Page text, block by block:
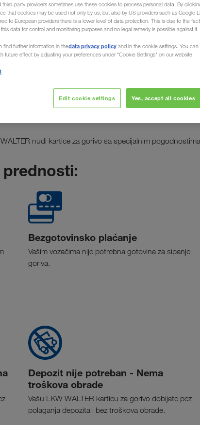
za gorivo
transportne
LKW WALTER
nudi kartice za gorivo sa specijalnim
prednosti:
Bezgotovinsko plaćanje
Vašim vozačima nije potrebna gotovina za sipanje
goriva.
Depozit nije potreban - Nema
troškova obrade
Vašu LKW WALTER karticu za gorivo dobijate pez
polaganja depozita i bez troškova obrade.
third-party providers sometimes use these cookies to process personal data. By
that cookies may be used not only by us, but also by US providers such as Google
to European providers there is a lower level of data protection. This is due to the
data for control and monitoring purposes and no legal remedy is possible against it.
find further information in thedata privacy policy and in the cookie settings. You
future effect by adjusting your preferences under "Cookie Settings" on our website.
Edit cookie settings Yes, accept all cookies